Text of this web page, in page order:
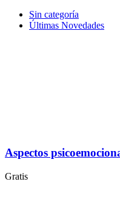
Sin categoría
Últimas Novedades
Aspectos
Gratis